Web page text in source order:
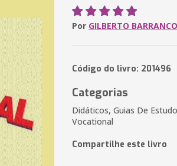
Por GILBERTO
Código do livro: 201496
Categorias
Didáticos, Guias De
Vocational
Compartilhe este livro